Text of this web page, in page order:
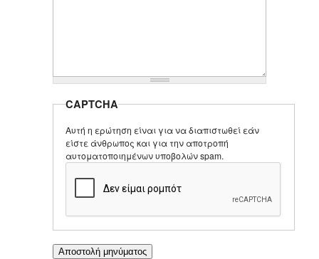
CAPTCHA
Αυτή η ερώτηση είναι για να διαπιστωθεί εάν
είστε άνθρωπος και για την αποτροπή
αυτοματοποιημένων υποβολών spam.